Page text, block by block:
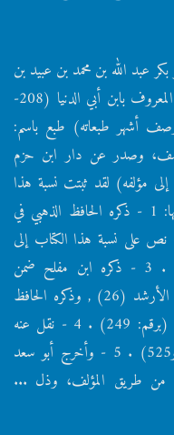
عبد الله بن محمد بن عبيد بن
سفيان بن قيس البغدادي الأموي القرشي المعروف بابن أبي الدنيا (208-
أشهر طبعاته) طبع باسم:
وصدر عن دار ابن حزم
الكتاب إلى مؤلفه) لقد ثبتت نسبة هذا
الكتاب إلى مؤلفه من خلال عدة أدلة؛ منها: 1 - ذكره الحافظ الذهبي في
المؤلف من سير النبلاء (13) . 2 - نص على نسبة هذا الكتاب إلى
المؤلف العجلوني في كشف الخفاء (18) . 3 - ذكره ابن مفلح ضمن
مسموعات أبو الفرج ابن الرزاز في المقصد الأرشد (26) , وذكره الحافظ
الأخير ضمن مسموعاته في المعجم المفهرس (برقم: 249) . 4 - نقل عنه
العجلوني في كشف الخفاء (173 و263 و525) . 5 - وأخرج أبو سعد
من طريق المؤلف، وذل ...